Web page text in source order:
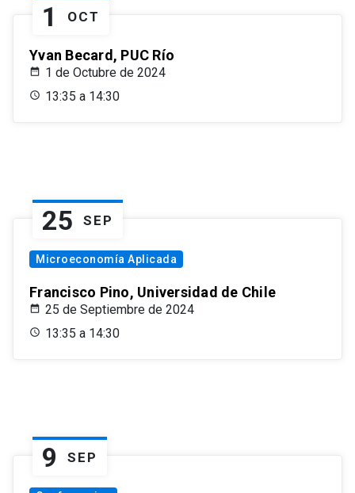
1 OCT
Yvan Becard, PUC Río
1 de Octubre de 2024
13:35 a 14:30
25 SEP
Microeconomía Aplicada
Francisco Pino, Universidad de Chile
25 de Septiembre de 2024
13:35 a 14:30
9 SEP